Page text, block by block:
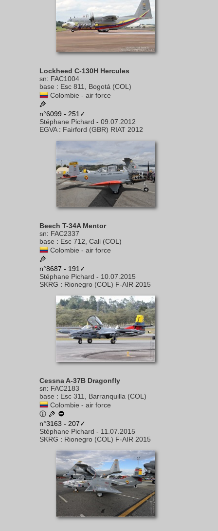
Lockheed C-130H Hercules
sn: FAC1004
base : Esc 811, Bogotá (COL)
Colombie - air force
n°6099 - 251✓
Stéphane Pichard - 09.07.2012
EGVA: Fairford (GBR) RIAT 2012
Beech T-34A Mentor
sn: FAC2337
base : Esc 712, Cali (COL)
Colombie - air force
n°8687 - 191✓
Stéphane Pichard - 10.07.2015
SKRG : Rionegro (COL) F-AIR 2015
Cessna A-37B Dragonfly
sn: FAC2183
base : Esc 311, Barranquilla (COL)
Colombie - air force
n°3163 - 207✓
Stéphane Pichard - 11.07.2015
SKRG : Rionegro (COL) F-AIR 2015